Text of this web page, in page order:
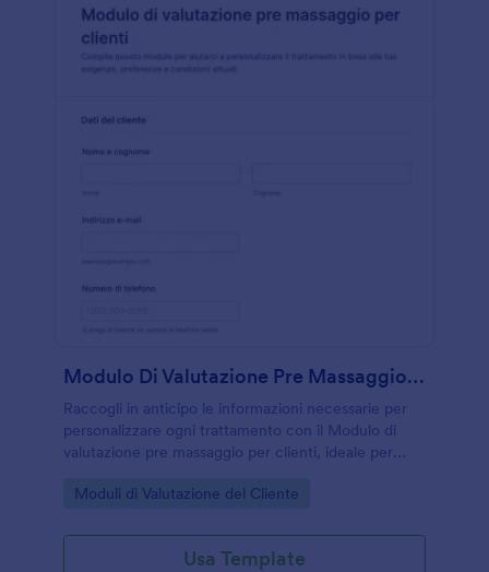
Modulo Di Valutazione Pre Massaggio Clienti
Raccogli in anticipo le informazioni necessarie per
personalizzare ogni trattamento con il Modulo di
valutazione pre massaggio per clienti, ideale per
vogliono una raccolta dati ordinata.
Go to Category:
Moduli di Valutazione del Cliente
Usa Template